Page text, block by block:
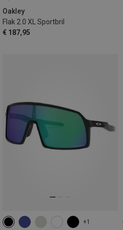
Oakley
Flak 2.0 XL Sportbril
€ 187,95
+1